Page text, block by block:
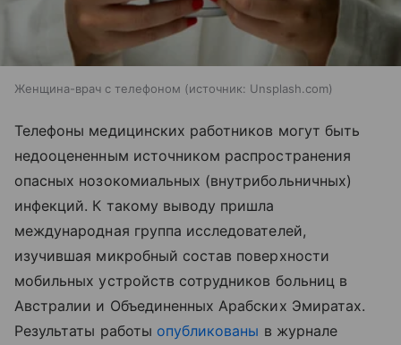
Женщина-врач с телефоном источник: Unsplash.com
Телефоны медицинских работников могут быть
недооцененным источником распространения
опасных нозокомиальных (внутрибольничных)
инфекций. К такому выводу пришла
международная группа исследователей,
изучившая микробный состав поверхности
мобильных устройств сотрудников больниц в
Австралии и Объединенных Арабских Эмиратах.
Результаты работы опубликованы в журнале